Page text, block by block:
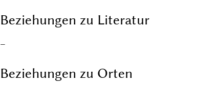
Beziehungen zu Literatur
–
Beziehungen zu Orten